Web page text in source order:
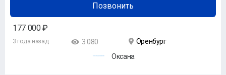
Позвонить
177 000 ₽
3 года назад 3 080
Оренбург
Оксана